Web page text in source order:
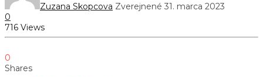
Zuzana Skopcova Zverejnené 31. marca 2023
0
716 Views
0
Shares